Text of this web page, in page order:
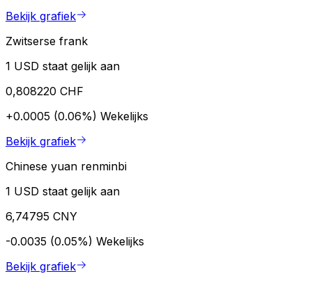
Bekijk grafiek
Zwitserse frank
1 USD staat gelijk aan
0,808220 CHF
+0.0005 (0.06%) Wekelijks
Bekijk grafiek
Chinese yuan renminbi
1 USD staat gelijk aan
6,74795 CNY
-0.0035 (0.05%) Wekelijks
Bekijk grafiek